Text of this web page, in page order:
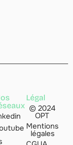
Légal
© 2024
OPT
Mentions
légales